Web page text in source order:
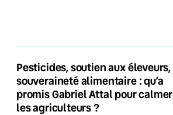
Pesticides, soutien aux éleveurs,
souveraineté alimentaire : qu’a
promis Gabriel Attal pour calmer
les agriculteurs ?